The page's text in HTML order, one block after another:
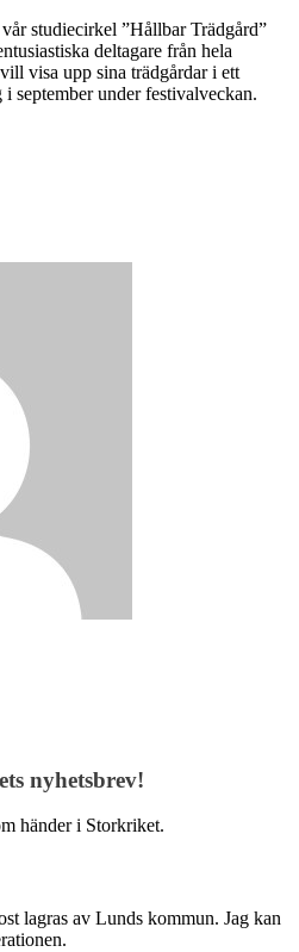
studiecirkel ”Hållbar Trädgård”
deltagare från hela
visa upp sina trädgårdar i ett
september under festivalveckan.
nyhetsbrev!
händer i Storkriket.
lagras av Lunds kommun. Jag kan